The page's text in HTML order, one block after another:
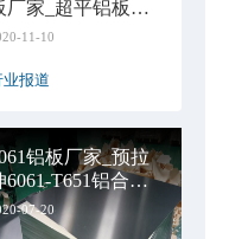
厂家_超平铝板报
11-10
业报道
铝板厂家_预拉
6061-T651铝合金
报价多少
07-20